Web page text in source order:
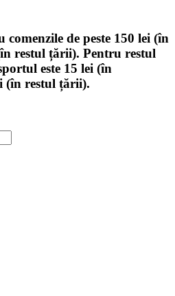
de peste 150 lei (în
restul țării). Pentru restul
este 15 lei (în
(în restul țării).